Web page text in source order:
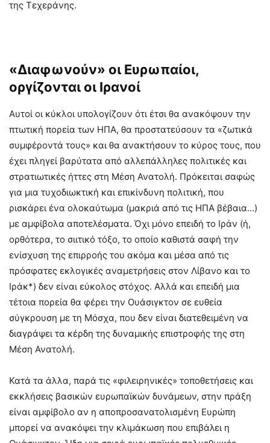
της Τεχεράνης.
«Διαφωνούν» οι Ευρωπαίοι,
οργίζονται οι Ιρανοί
Αυτοί οι κύκλοι υπολογίζουν ότι έτσι θα ανακόψουν την
πτωτική πορεία των ΗΠΑ, θα προστατεύσουν τα «ζωτικά
συμφέροντά τους» και θα ανακτήσουν το κύρος τους, που
έχει πληγεί βαρύτατα από αλλεπάλληλες πολιτικές και
στρατιωτικές ήττες στη Μέση Ανατολή. Πρόκειται σαφώς
για μια τυχοδιωκτική και επικίνδυνη πολιτική, που
ρισκάρει ένα ολοκαύτωμα (μακριά από τις ΗΠΑ βέβαια…)
με αμφίβολα αποτελέσματα. Όχι μόνο επειδή το Ιράν (ή,
ορθότερα, το σιιτικό τόξο, το οποίο καθιστά σαφή την
ενίσχυση της επιρροής του ακόμα και μέσα από τις
πρόσφατες εκλογικές αναμετρήσεις στον Λίβανο και το
Ιράκ*) δεν είναι εύκολος στόχος. Αλλά και επειδή μια
τέτοια πορεία θα φέρει την Ουάσιγκτον σε ευθεία
σύγκρουση με τη Μόσχα, που δεν είναι διατεθειμένη να
διαγράψει τα κέρδη της δυναμικής επιστροφής της στη
Μέση Ανατολή.
Κατά τα άλλα, παρά τις «φιλειρηνικές» τοποθετήσεις και
εκκλήσεις βασικών ευρωπαϊκών δυνάμεων, στην πράξη
είναι αμφίβολο αν η αποπροσανατολισμένη Ευρώπη
μπορεί να ανακόψει την κλιμάκωση που επιβάλει η